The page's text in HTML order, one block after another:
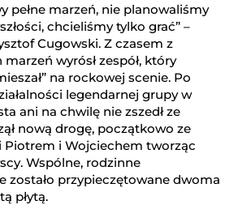
pełne marzeń, nie planowaliśmy
chcieliśmy tylko grać” –
Cugowski. Z czasem z
wyrósł zespół, który
na rockowej scenie. Po
legendarnej grupy w
ani na chwilę nie zszedł ze
nową drogę, początkowo ze
Piotrem i Wojciechem tworząc
Wspólne, rodzinne
zostało przypieczętowane dwoma
płytą.